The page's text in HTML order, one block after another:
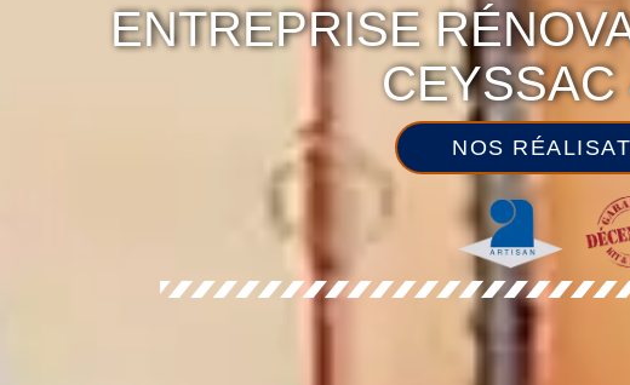
ENTREPRISE
CEYSSAC
NOS